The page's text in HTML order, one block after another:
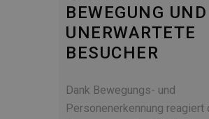
BEWEGUNG UND
UNERWARTETE
BESUCHER
Dank Bewegungs- und
Personenerkennung reagiert